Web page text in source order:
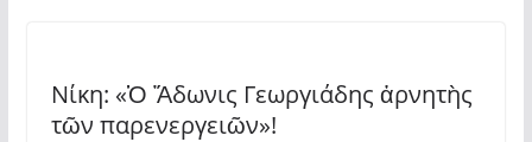
Νίκη: «Ὁ Ἄδωνις Γεωργιάδης ἀρνητὴς
τῶν παρενεργειῶν»!